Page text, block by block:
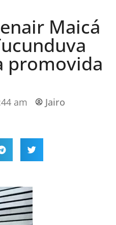
Maicá
promovida
am Jairo